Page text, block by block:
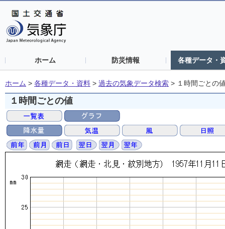
ホーム 防災情報 各種データ・
ホーム > 各種データ・資料 > 過去の気象データ検索 > １時間ごとの
１時間ごとの値